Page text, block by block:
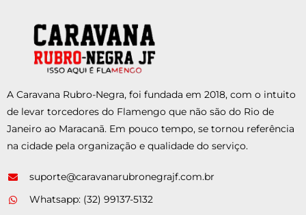
A Caravana Rubro-Negra, foi fundada em 2018, com o intuito
de levar torcedores do Flamengo que não são do Rio de
Janeiro ao Maracanã. Em pouco tempo, se tornou referência
na cidade pela organização e qualidade do serviço.
suporte@caravanarubronegrajf.com.br
Whatsapp: (32) 99137-5132